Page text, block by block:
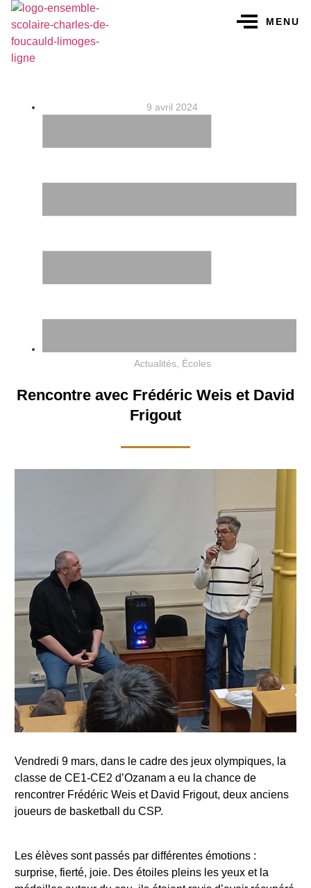
MENU
9 avril 2024
Actualités, Écoles
Rencontre avec Frédéric Weis et David
Frigout
Vendredi 9 mars, dans le cadre des jeux olympiques, la
classe de CE1-CE2 d’Ozanam a eu la chance de
rencontrer Frédéric Weis et David Frigout, deux anciens
joueurs de basketball du CSP.
Les élèves sont passés par différentes émotions :
surprise, fierté, joie. Des étoiles pleins les yeux et la